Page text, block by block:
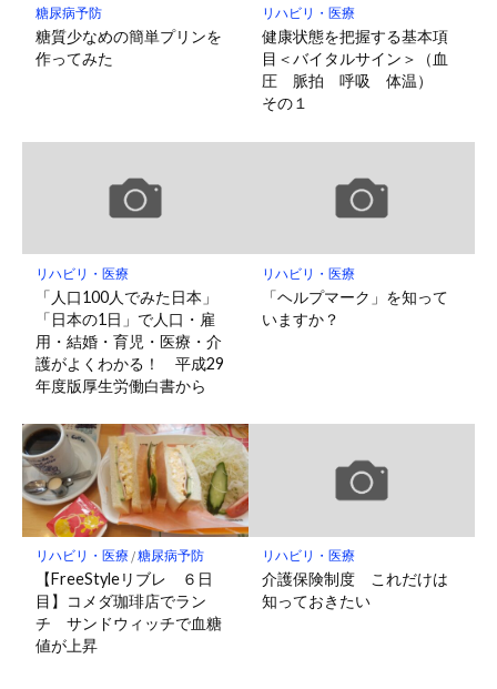
糖尿病予防
糖質少なめの簡単プリンを
作ってみた
リハビリ・医療
健康状態を把握する基本項
目＜バイタルサイン＞（血
圧 脈拍 呼吸 体温）
その１
リハビリ・医療
「人口100人でみた日本」
「日本の1日」で人口・雇
用・結婚・育児・医療・介
護がよくわかる！ 平成29
年度版厚生労働白書から
リハビリ・医療
「ヘルプマーク」を知って
いますか？
リハビリ・医療/糖尿病予防
【FreeStyleリブレ ６日
目】コメダ珈琲店でラン
チ サンドウィッチで血糖
値が上昇
リハビリ・医療
介護保険制度 これだけは
知っておきたい